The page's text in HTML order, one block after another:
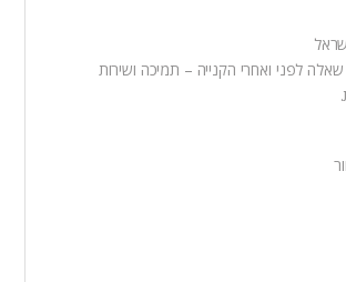
לפני ואחרי הקנייה – תמיכה ושירות